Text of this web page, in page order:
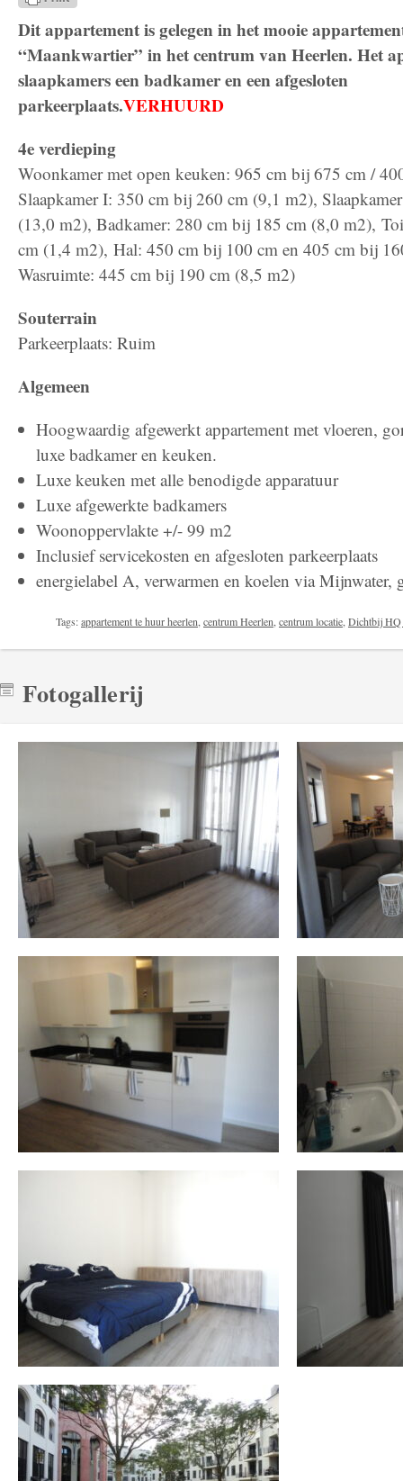
Dit appartement is gelegen in het mooie
“Maankwartier” in het centrum van Heerlen. Het
slaapkamers een badkamer en een afgesloten
parkeerplaats.VERHUURD
4e verdieping
Woonkamer met open keuken: 965 cm bij 675 cm /
Slaapkamer I: 350 cm bij 260 cm (9,1 m2),
(13,0 m2), Badkamer: 280 cm bij 185 cm (8,0 m2),
cm (1,4 m2), Hal: 450 cm bij 100 cm en 405 cm bij
Wasruimte: 445 cm bij 190 cm (8,5 m2)
Souterrain
Parkeerplaats: Ruim
Algemeen
Hoogwaardig afgewerkt appartement met vloeren,
luxe badkamer en keuken.
Luxe keuken met alle benodigde apparatuur
Luxe afgewerkte badkamers
Woonoppervlakte +/- 99 m2
Inclusief servicekosten en afgesloten parkeerplaats
energielabel A, verwarmen en koelen via Mijnwater,
Tags:appartement te huur heerlen centrum Heerlen centrum locatie Dichtbij
Fotogallerij